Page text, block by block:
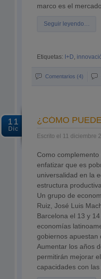
marco es el
Seguir leyendo…
Etiquetas: I+D,
Comentarios (4)
11
Dic
¿CÓMO
Escrito el 11 diciembre
Como complemento
enfatizar que es
universalidad en la
estructura
Un grupo de
Ruiz, José Luis
Barcelona el 13 y
economías
gobiernos apuestan
Aumentar los años
permitirán mejorar
capacidades con